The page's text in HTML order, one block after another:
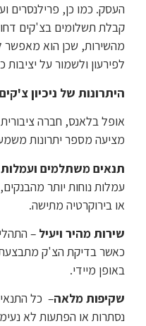
העסק. כמו כן, פרילנסרים
קבלת תשלומים בצ'קים
מהשירות, שכן הוא
לפירעון ולשמור על יציבות
היתרונות של ניכיון
אופל בלאנס, חברה
מציעה מספר יתרונות
תנאים משתלמים
עמלות נוחות יותר
או בירוקרטיה מתישה.
שירות מהיר ויעיל –
כאשר בדיקת הצ'ק
באופן מיידי.
שקיפות מלאה– כל
נסתרות או הפתעות לא